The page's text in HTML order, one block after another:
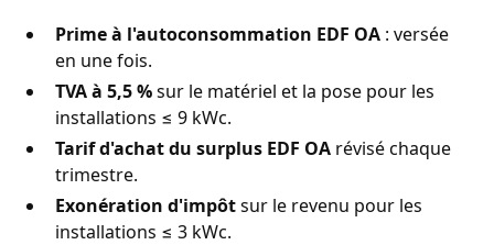
Prime à l'autoconsommation EDF OA : versée
en une fois.
TVA à 5,5 %sur le matériel et la pose pour les
installations ≤ 9 kWc.
Tarif d'achat du surplus EDF OA révisé chaque
trimestre.
Exonération d'impôtsur le revenu pour les
installations ≤ 3 kWc.